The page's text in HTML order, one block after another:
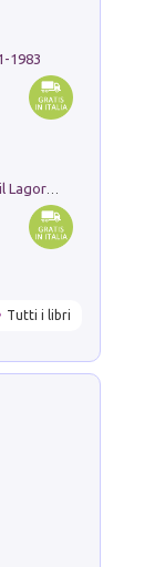
1983
Tutti i libri